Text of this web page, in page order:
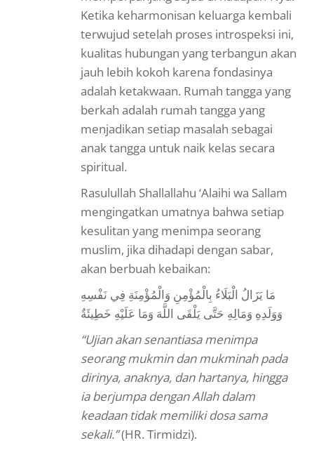
Ketika keharmonisan keluarga kembali
terwujud setelah proses introspeksi ini,
kualitas hubungan yang terbangun akan
jauh lebih kokoh karena fondasinya
adalah ketakwaan. Rumah tangga yang
berkah adalah rumah tangga yang
menjadikan setiap masalah sebagai
anak tangga untuk naik kelas secara
spiritual.
Rasulullah Shallallahu ‘Alaihi wa Sallam
mengingatkan umatnya bahwa setiap
kesulitan yang menimpa seorang
muslim, jika dihadapi dengan sabar,
akan berbuah kebaikan:
مَا يَزَالُ الْبَلَاءُ بِالْمُؤْمِنِ وَالْمُؤْمِنَةِ فِي نَفْسِهِ
وَوَلَدِهِ وَمَالِهِ حَتَّى يَلْقَى اللَّهَ وَمَا عَلَيْهِ خَطِيئَةٌ
“Ujian akan senantiasa menimpa
seorang mukmin dan mukminah pada
dirinya, anaknya, dan hartanya, hingga
ia berjumpa dengan Allah dalam
keadaan tidak memiliki dosa sama
sekali.”(HR. Tirmidzi).